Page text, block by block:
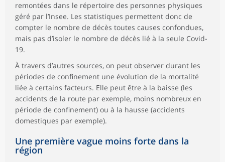
remontées dans le répertoire des personnes physiques
géré par l’Insee. Les statistiques permettent donc de
compter le nombre de décès toutes causes confondues,
mais pas d’isoler le nombre de décès lié à la seule Covid-
19.
À travers d’autres sources, on peut observer durant les
périodes de confinement une évolution de la mortalité
liée à certains facteurs. Elle peut être à la baisse (les
accidents de la route par exemple, moins nombreux en
période de confinement) ou à la hausse (accidents
domestiques par exemple).
Une première vague moins forte dans la
région